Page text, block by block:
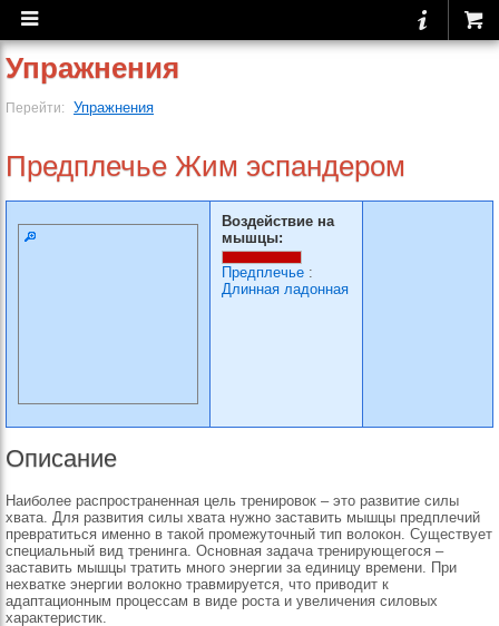
Упражнения
Перейти: Упражнения
Предплечье Жим эспандером
Воздействие на
мышцы:
Предплечье :
Длинная ладонная
Описание
Наиболее распространенная цель тренировок – это развитие силы
хвата. Для развития силы хвата нужно заставить мышцы предплечий
превратиться именно в такой промежуточный тип волокон. Существует
специальный вид тренинга. Основная задача тренирующегося –
заставить мышцы тратить много энергии за единицу времени. При
нехватке энергии волокно травмируется, что приводит к
адаптационным процессам в виде роста и увеличения силовых
характеристик.